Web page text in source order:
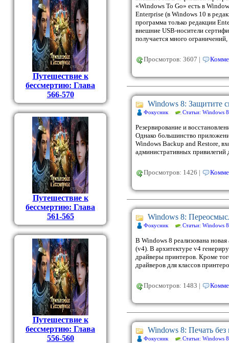
Путешествие к
бессмертию: Глава
566-570
Путешествие к
бессмертию: Глава
561-565
Путешествие к
бессмертию: Глава
556-560
«Windows To Go» есть в
Enterprise (в Windows 10 в
программа только редакции
внешние USB-носители
получается много
Просмотров: 3607 |
Windows 8: Защитите
Фокусник Статьи: Windows 8
Резервирование и
Однако большинство
Windows Backup and Restore,
административных привилегий
Просмотров: 1426 |
Windows 8:
Фокусник Статьи: Windows 8
В Windows 8 реализована
(v4). В архитектуре v4
драйверы принтеров. Кроме
драйверов для классов
Просмотров: 1483 |
Windows 8: Печать
Фокусник Статьи: Windows 8